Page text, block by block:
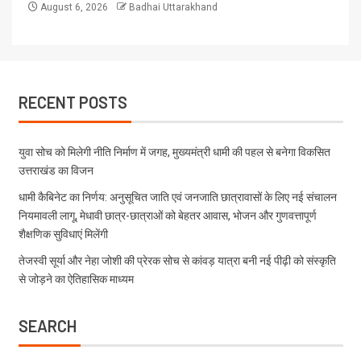
August 6, 2026 Badhai Uttarakhand
RECENT POSTS
युवा सोच को मिलेगी नीति निर्माण में जगह, मुख्यमंत्री धामी की पहल से बनेगा विकसित
उत्तराखंड का विजन
धामी कैबिनेट का निर्णय: अनुसूचित जाति एवं जनजाति छात्रावासों के लिए नई संचालन
नियमावली लागू, मेधावी छात्र-छात्राओं को बेहतर आवास, भोजन और गुणवत्तापूर्ण
शैक्षणिक सुविधाएं मिलेंगी
तेजस्वी सूर्या और नेहा जोशी की प्रेरक सोच से कांवड़ यात्रा बनी नई पीढ़ी को संस्कृति
से जोड़ने का ऐतिहासिक माध्यम
SEARCH